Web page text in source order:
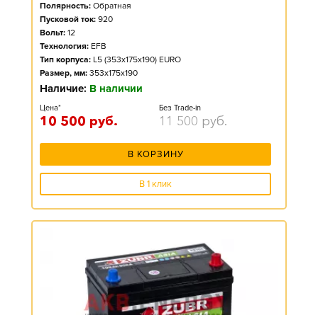
Полярность: Обратная
Пусковой ток: 920
Вольт: 12
Технология: EFB
Тип корпуса: L5 (353x175x190) EURO
Размер, мм: 353x175x190
Наличие: В наличии
Цена*
10 500 руб.
Без Trade-in
11 500 руб.
В КОРЗИНУ
В 1 клик